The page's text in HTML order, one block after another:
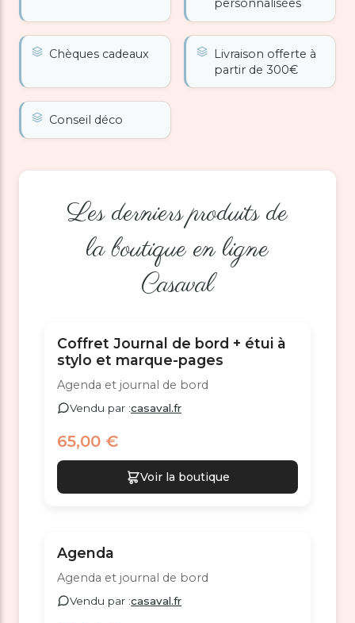
personnalisées
Chèques cadeaux
Livraison offerte à
partir de 300€
Conseil déco
Les derniers produits de
la boutique en ligne
Casaval
Coffret Journal de bord + étui à
stylo et marque-pages
Agenda et journal de bord
Vendu par :casaval.fr
65,00 €
Voir la boutique
Agenda
Agenda et journal de bord
Vendu par :casaval.fr